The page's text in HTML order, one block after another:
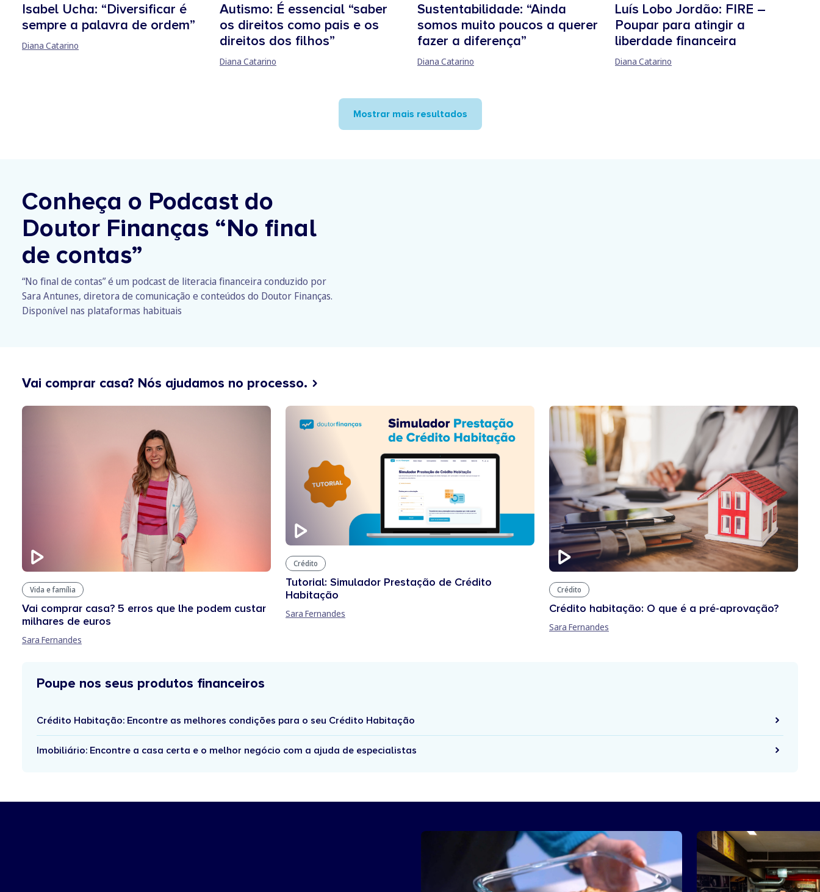
Isabel Ucha: “Diversificar é
sempre a palavra de ordem”
Diana Catarino
Autismo: É essencial “saber
os direitos como pais e os
direitos dos filhos”
Diana Catarino
Sustentabilidade: “Ainda
somos muito poucos a querer
fazer a diferença”
Diana Catarino
Luís Lobo Jordão: FIRE –
Poupar para atingir a
liberdade financeira
Diana Catarino
Mostrar mais resultados
Conheça o Podcast do
Doutor Finanças “No final
de contas”
“No final de contas” é um podcast de literacia financeira conduzido por
Sara Antunes, diretora de comunicação e conteúdos do Doutor Finanças.
Disponível nas plataformas habituais
Vai comprar casa? Nós ajudamos no processo.
Vida e família
Vai comprar casa? 5 erros que lhe podem custar
milhares de euros
Sara Fernandes
Crédito
Tutorial: Simulador Prestação de Crédito
Habitação
Sara Fernandes
Crédito
Crédito habitação: O que é a pré-aprovação?
Sara Fernandes
Poupe nos seus produtos financeiros
Crédito Habitação: Encontre as melhores condições para o seu Crédito Habitação
Imobiliário: Encontre a casa certa e o melhor negócio com a ajuda de especialistas